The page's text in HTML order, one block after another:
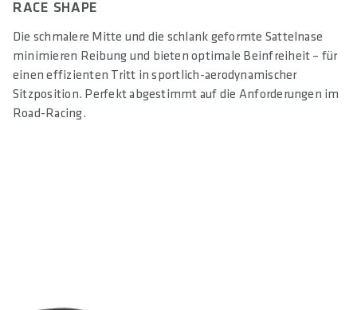
RACE SHAPE
Die schmalere Mitte und die schlank geformte Sattelnase
minimieren Reibung und bieten optimale Beinfreiheit – für
einen effizienten Tritt in sportlich-aerodynamischer
Sitzposition. Perfekt abgestimmt auf die Anforderungen im
Road-Racing.